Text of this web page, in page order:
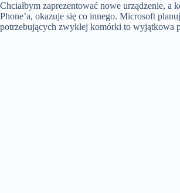
Chciałbym zaprezentować nowe urządzenie,
Phone’a, okazuje się co innego. Microsoft
potrzebujących zwykłej komórki to wyjątkowa